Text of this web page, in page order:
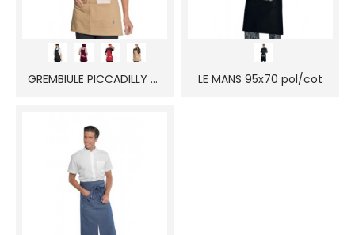
GREMBIULE PICCADILLY pol/cot LE MANS 95x70 pol/cot